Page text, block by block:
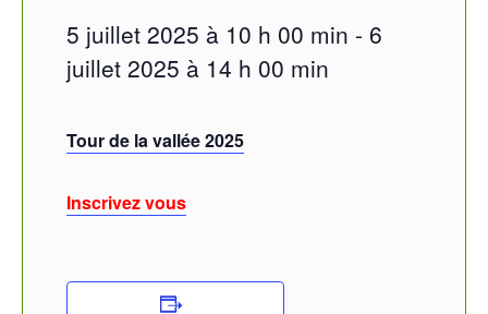
5 juillet 2025 à 10 h 00 min - 6
juillet 2025 à 14 h 00 min
Tour de la vallée 2025
Inscrivez vous